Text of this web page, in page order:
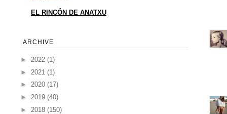
EL RINCÓN DE ANATXU
ARCHIVE
► 2022 (1)
► 2021 (1)
► 2020 (17)
► 2019 (40)
► 2018 (150)